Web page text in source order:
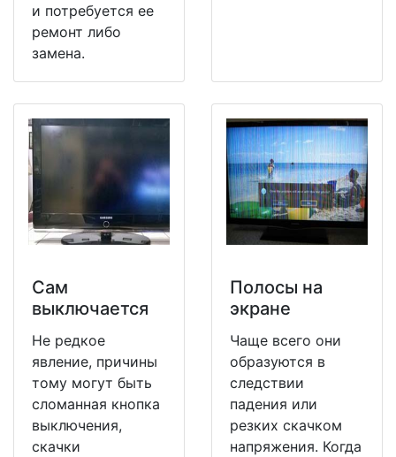
и потребуется ее
ремонт либо
замена.
Сам
выключается
Не редкое
явление, причины
тому могут быть
сломанная кнопка
выключения,
скачки
Полосы на
экране
Чаще всего они
образуются в
следствии
падения или
резких скачком
напряжения. Когда